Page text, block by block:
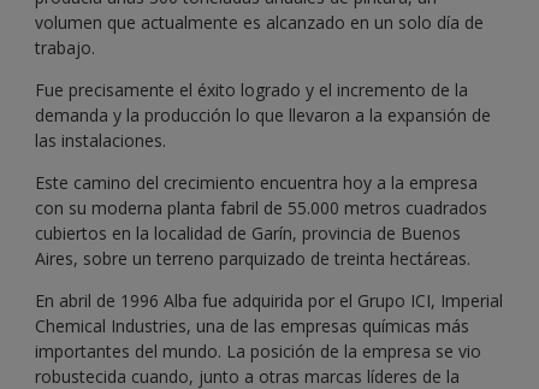
volumen que actualmente es alcanzado en un solo día de
trabajo.
Fue precisamente el éxito logrado y el incremento de la
demanda y la producción lo que llevaron a la expansión de
las instalaciones.
Este camino del crecimiento encuentra hoy a la empresa
con su moderna planta fabril de 55.000 metros cuadrados
cubiertos en la localidad de Garín, provincia de Buenos
Aires, sobre un terreno parquizado de treinta hectáreas.
En abril de 1996 Alba fue adquirida por el Grupo ICI, Imperial
Chemical Industries, una de las empresas químicas más
importantes del mundo. La posición de la empresa se vio
robustecida cuando, junto a otras marcas líderes de la